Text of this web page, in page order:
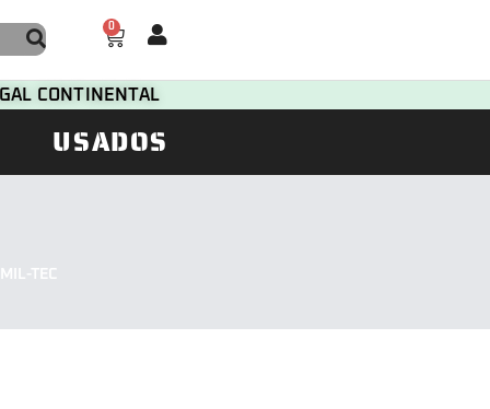
0
CONTINENTAL
USADOS
TEC